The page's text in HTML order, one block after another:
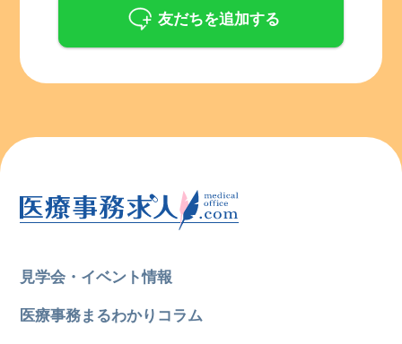
友だちを追加する
見学会・イベント情報
医療事務まるわかりコラム